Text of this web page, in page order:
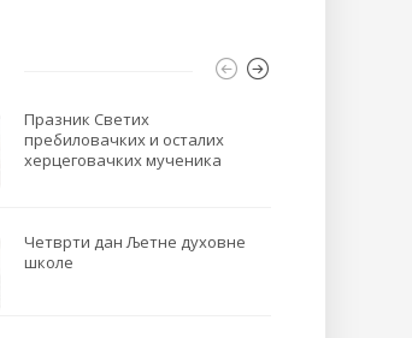
Празник Светих
пребиловачких и осталих
херцеговачких мученика
Четврти дан Љетне духовне
школе